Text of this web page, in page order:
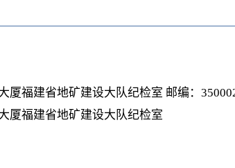
厦福建省地矿建设大队纪检室 邮编：
厦福建省地矿建设大队纪检室